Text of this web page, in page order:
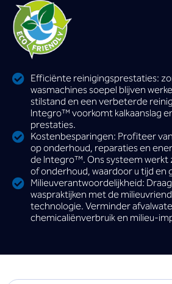
Efficiënte reinigingsprestaties:
wasmachines soepel blijven
stilstand en een verbeterde
lntegro™ voorkomt kalkaanslag
prestaties.
Kostenbesparingen: Profiteer
op onderhoud, reparaties en
de lntegro™. Ons systeem werkt
of onderhoud, waardoor u tijd en
Milieuverantwoordelijkheid:
waspraktijken met de
technologie. Verminder
chemicaliënverbruik en milieu-